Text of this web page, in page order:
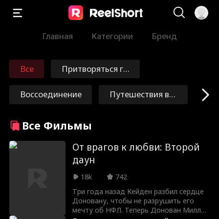
Главная Категории Бренд
Все
Притворяться гл
упым
Воссоединение
Путешествия во
Искупление
Маршал/Генерал Nick Ritacco
От врагов к люб
овникам
Реинкарнация Grace Swanson
Все Фильмы
От врагов к любви: Второй
даун
18k
742
Три года назад Кейден разбил сердце
Доновану, чтобы не разрушить его
мечту об НФЛ. Теперь Донован Миллер